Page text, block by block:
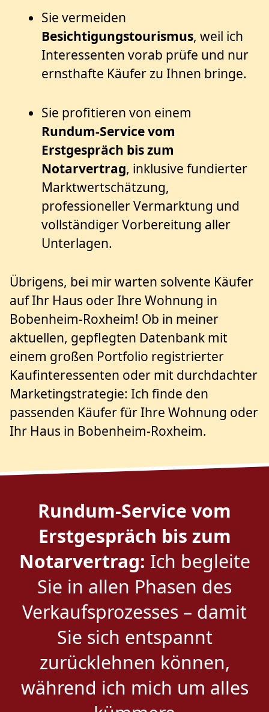
Sie vermeiden
Besichtigungstourismus, weil ich
Interessenten vorab prüfe und nur
ernsthafte Käufer zu Ihnen bringe.
Sie profitieren von einem
Rundum‑Service vom
Erstgespräch bis zum
Notarvertrag, inklusive fundierter
Marktwertschätzung,
professioneller Vermarktung und
vollständiger Vorbereitung aller
Unterlagen.
Übrigens, bei mir warten solvente Käufer
auf Ihr Haus oder Ihre Wohnung in
Bobenheim-Roxheim! Ob in meiner
aktuellen, gepflegten Datenbank mit
einem großen Portfolio registrierter
Kaufinteressenten oder mit durchdachter
Marketingstrategie: Ich finde den
passenden Käufer für Ihre Wohnung oder
Ihr Haus in Bobenheim-Roxheim.
Rundum-Service vom
Erstgespräch bis zum
Notarvertrag: Ich begleite
Sie in allen Phasen des
Verkaufsprozesses – damit
Sie sich entspannt
zurücklehnen können,
während ich mich um alles